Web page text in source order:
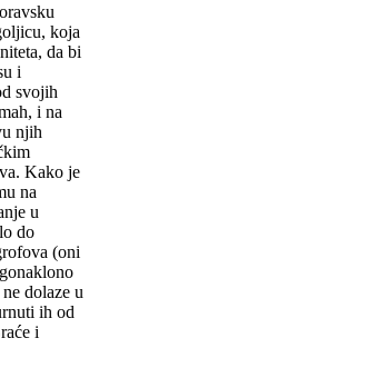
koja
da bi
i
svojih
i na
njih
Kako je
na
u
do
(oni
dolaze u
ih od
i